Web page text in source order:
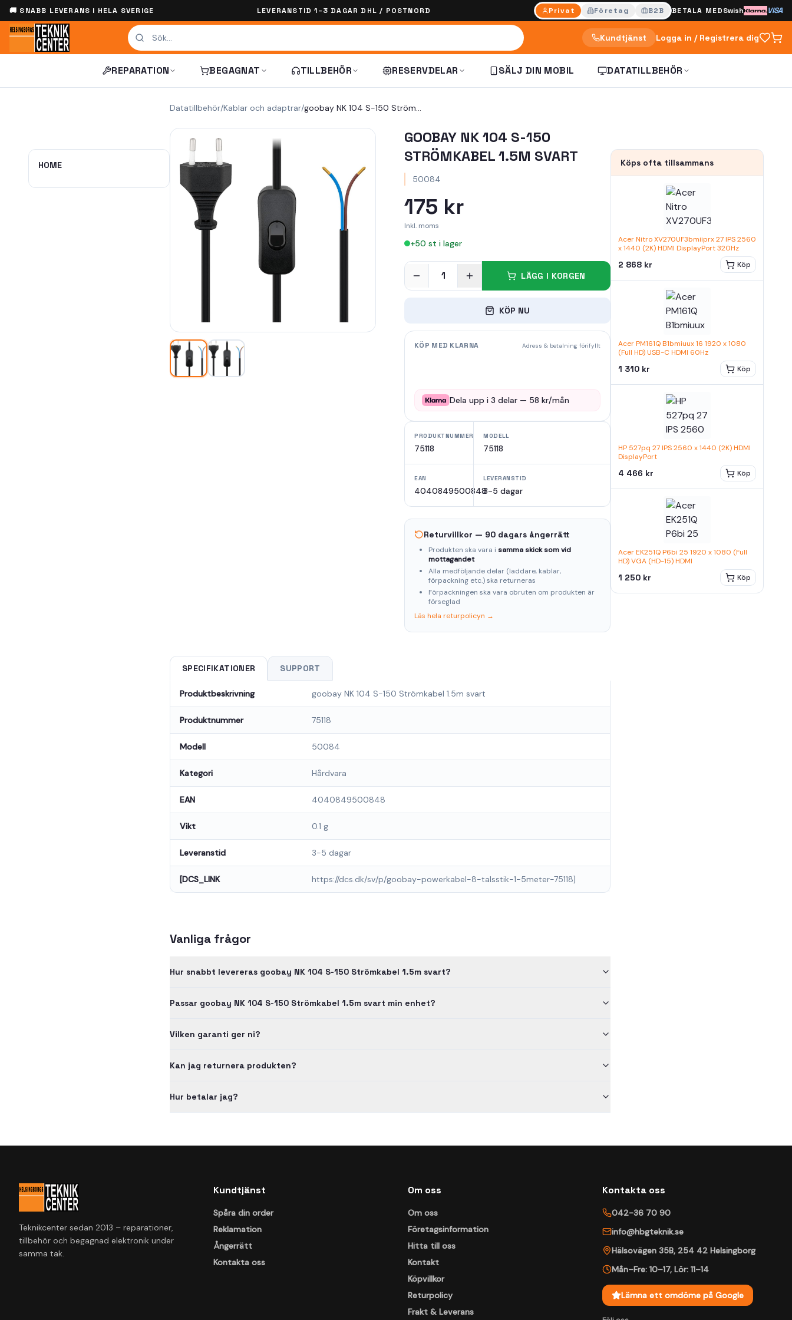
🚚 SNABB LEVERANS I HELA SVERIGE LEVERANSTID 1–3 DAGAR DHL / POSTNORD Privat Företag B2B BETALA MEDSwish VISA
Kundtjänst Logga in / Registrera dig
REPARATION BEGAGNAT TILLBEHÖR RESERVDELAR SÄLJ DIN MOBIL DATATILLBEHÖR
HOME
Datatillbehör/Kablar och adaptrar/ goobay NK 104 S-150 Strömkabel 1.5m svart
GOOBAY NK 104 S-150
STRÖMKABEL 1.5M SVART
50084
175 kr
Inkl. moms
+50 st i lager
1 LÄGG I KORGEN
KÖP NU
KÖP MED KLARNA Adress & betalning förifyllt
Dela upp i3 delar — 58 kr/mån
PRODUKTNUMMER
75118
MODELL
75118
EAN
4040849500848
LEVERANSTID
3-5 dagar
Returvillkor — 90 dagars ångerrätt
Produkten ska vara i samma skick som vid
mottagandet
Alla medföljande delar (laddare, kablar,
förpackning etc.) ska returneras
Förpackningen ska vara obruten om produkten är
förseglad
Läs hela returpolicyn →
SPECIFIKATIONER SUPPORT
Produktbeskrivning goobay NK 104 S-150 Strömkabel 1.5m svart
Produktnummer 75118
Modell 50084
Kategori Hårdvara
EAN 4040849500848
Vikt 0.1 g
Leveranstid 3-5 dagar
[DCS_LINK https://dcs.dk/sv/p/goobay-powerkabel-8-talsstik-1-5meter-75118]
Vanliga frågor
Hur snabbt levereras goobay NK 104 S-150 Strömkabel 1.5m svart?
Passar goobay NK 104 S-150 Strömkabel 1.5m svart min enhet?
Vilken garanti ger ni?
Kan jag returnera produkten?
Hur betalar jag?
Köps ofta tillsammans
Acer Nitro XV270UF3bmiiprx 27 IPS 2560
x 1440 (2K) HDMI DisplayPort 320Hz
2 868 kr Köp
Acer PM161Q B1bmiuux 16 1920 x 1080
(Full HD) USB-C HDMI 60Hz
1 310 kr Köp
HP 527pq 27 IPS 2560 x 1440 (2K) HDMI
DisplayPort
4 466 kr Köp
Acer EK251Q P6bi 25 1920 x 1080 (Full
HD) VGA (HD-15) HDMI
1 250 kr Köp
Teknikcenter sedan 2013 – reparationer,
tillbehör och begagnad elektronik under
samma tak.
Kundtjänst
Spåra din order
Reklamation
Ångerrätt
Kontakta oss
Om oss
Om oss
Företagsinformation
Hitta till oss
Kontakt
Köpvillkor
Returpolicy
Frakt & Leverans
Kontakta oss
042-36 70 90
info@hbgteknik.se
Hälsovägen 35B, 254 42 Helsingborg
Mån–Fre: 10–17, Lör: 11–14
Lämna ett omdöme på Google